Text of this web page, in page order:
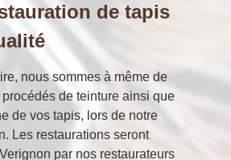
de tapis
nous sommes à même de
de teinture ainsi que
de vos tapis, lors de notre
Les restaurations seront
par nos restaurateurs